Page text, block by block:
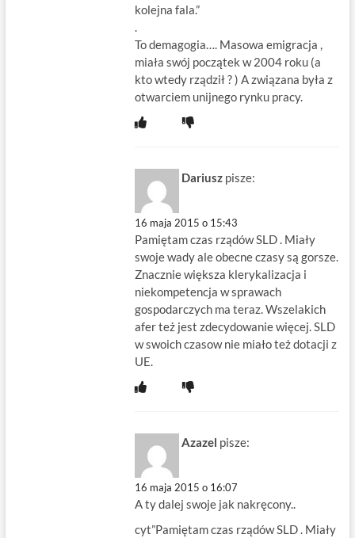
kolejna fala.”
To demagogia…. Masowa emigracja ,
miała swój początek w 2004 roku (a
kto wtedy rządził ? ) A związana była z
otwarciem unijnego rynku pracy.
Dariusz pisze:
16 maja 2015 o 15:43
Pamiętam czas rządów SLD . Miały
swoje wady ale obecne czasy są gorsze.
Znacznie większa klerykalizacja i
niekompetencja w sprawach
gospodarczych ma teraz. Wszelakich
afer też jest zdecydowanie więcej. SLD
w swoich czasow nie miało też dotacji z
UE.
Azazel pisze:
16 maja 2015 o 16:07
A ty dalej swoje jak nakręcony..
cyt”Pamiętam czas rządów SLD . Miały